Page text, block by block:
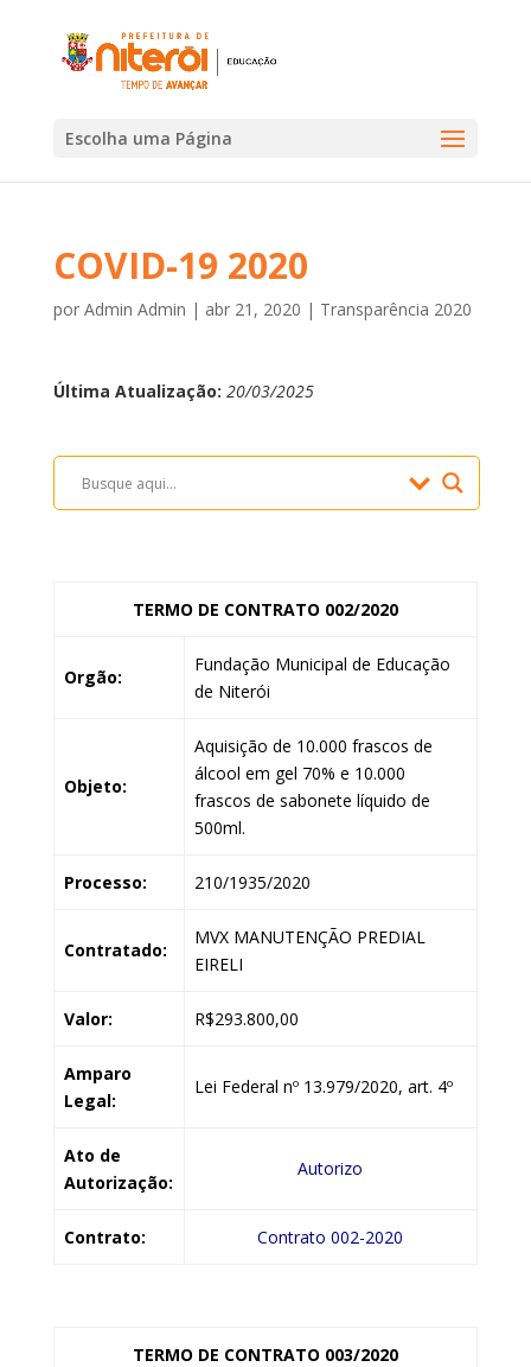
Escolha uma Página
COVID-19 2020
por Admin Admin | abr 21, 2020 | Transparência 2020
Última Atualização: 20/03/2025
TERMO DE CONTRATO 002/2020
Orgão:
Fundação Municipal de Educação
de Niterói
Objeto:
Aquisição de 10.000 frascos de
álcool em gel 70% e 10.000
frascos de sabonete líquido de
500ml.
Processo: 210/1935/2020
Contratado:
MVX MANUTENÇÃO PREDIAL
EIRELI
Valor: R$293.800,00
Amparo
Legal:
Lei Federal nº 13.979/2020, art. 4º
Ato de
Autorização:
Autorizo
Contrato: Contrato 002-2020
TERMO DE CONTRATO 003/2020